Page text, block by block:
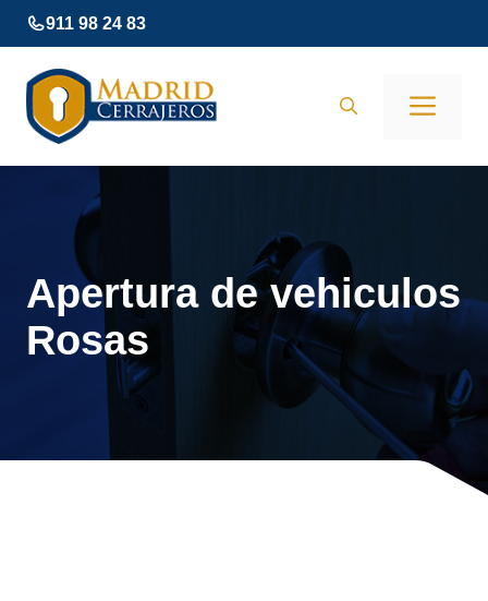
Saltar
al
contenido
911 98 24 83
Apertura de vehiculos
Rosas